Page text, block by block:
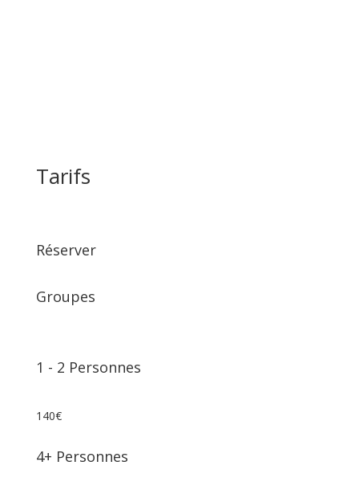
Tarifs
Réserver
Groupes
1 ⁠⁠⁠⁠⁠- 2 Personnes
140€
4+ Personnes